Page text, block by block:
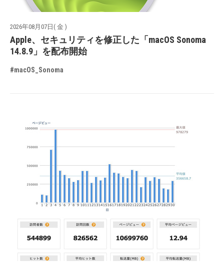
2026年08月07日( 金 )
Apple、セキュリティを修正した「macOS Sonoma
14.8.9」を配布開始
#macOS_Sonoma